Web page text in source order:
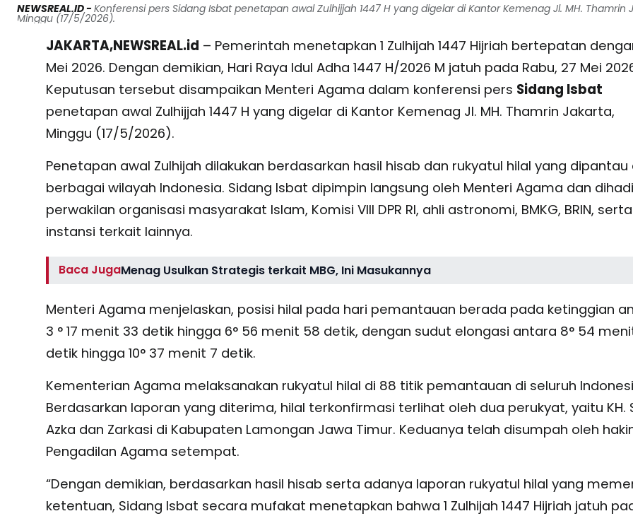
NEWSREAL.ID -Konferensi pers Sidang Isbat penetapan awal Zulhijjah 1447 H yang digelar di Kantor Kemenag Jl. MH. Thamrin
Minggu (17/5/2026).
JAKARTA,NEWSREAL.id – Pemerintah menetapkan 1 Zulhijah 1447 Hijriah bertepatan
Mei 2026. Dengan demikian, Hari Raya Idul Adha 1447 H/2026 M jatuh pada Rabu, 27 Mei
Keputusan tersebut disampaikan Menteri Agama dalam konferensi pers Sidang Isbat
penetapan awal Zulhijjah 1447 H yang digelar di Kantor Kemenag Jl. MH. Thamrin Jakarta,
Minggu (17/5/2026).
Penetapan awal Zulhijah dilakukan berdasarkan hasil hisab dan rukyatul hilal yang dipantau
berbagai wilayah Indonesia. Sidang Isbat dipimpin langsung oleh Menteri Agama dan
perwakilan organisasi masyarakat Islam, Komisi VIII DPR RI, ahli astronomi, BMKG, BRIN, serta
instansi terkait lainnya.
Baca JugaMenag Usulkan Strategis terkait MBG, Ini Masukannya
Menteri Agama menjelaskan, posisi hilal pada hari pemantauan berada pada ketinggian
3 ° 17 menit 33 detik hingga 6° 56 menit 58 detik, dengan sudut elongasi antara 8° 54
detik hingga 10° 37 menit 7 detik.
Kementerian Agama melaksanakan rukyatul hilal di 88 titik pemantauan di seluruh
Berdasarkan laporan yang diterima, hilal terkonfirmasi terlihat oleh dua perukyat, yaitu KH.
Azka dan Zarkasi di Kabupaten Lamongan Jawa Timur. Keduanya telah disumpah oleh
Pengadilan Agama setempat.
“Dengan demikian, berdasarkan hasil hisab serta adanya laporan rukyatul hilal yang
ketentuan, Sidang Isbat secara mufakat menetapkan bahwa 1 Zulhijah 1447 Hijriah jatuh